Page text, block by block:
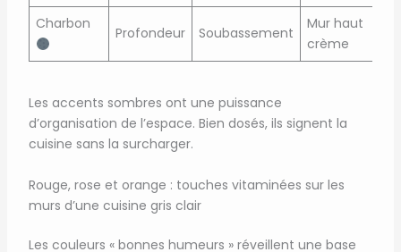
Charbon
Profondeur Soubassement
Mur haut
crème
Les accents sombres ont une puissance
d’organisation de l’espace. Bien dosés, ils signent la
cuisine sans la surcharger.
Rouge, rose et orange : touches vitaminées sur les
murs d’une cuisine gris clair
Les couleurs « bonnes humeurs » réveillent une base